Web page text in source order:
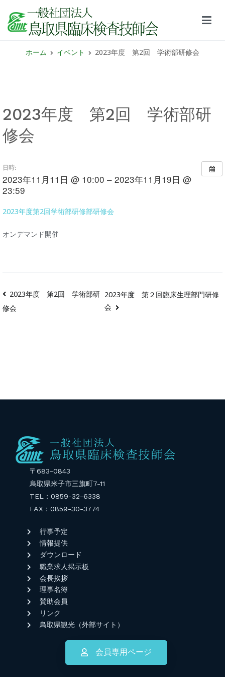
ホーム イベント 2023年度 第2回 学術部研修会
2023年度 第2回 学術部研
修会
日時:
2023年11月11日 @ 10:00 – 2023年11月19日 @
23:59
2023年度第2回学術部研修部研修会
オンデマンド開催
2023年度 第2回 学術部研
修会
2023年度 第２回臨床生理部門研修
会
〒683-0843
烏取県米子市三旗町7-11
TEL：0859-32-6338
FAX：0859-30-3774
行事予定
情報提供
ダウンロード
職業求人掲示板
会長挨拶
理事名簿
賛助会員
リンク
鳥取県観光（外部サイト）
会員専用ページ